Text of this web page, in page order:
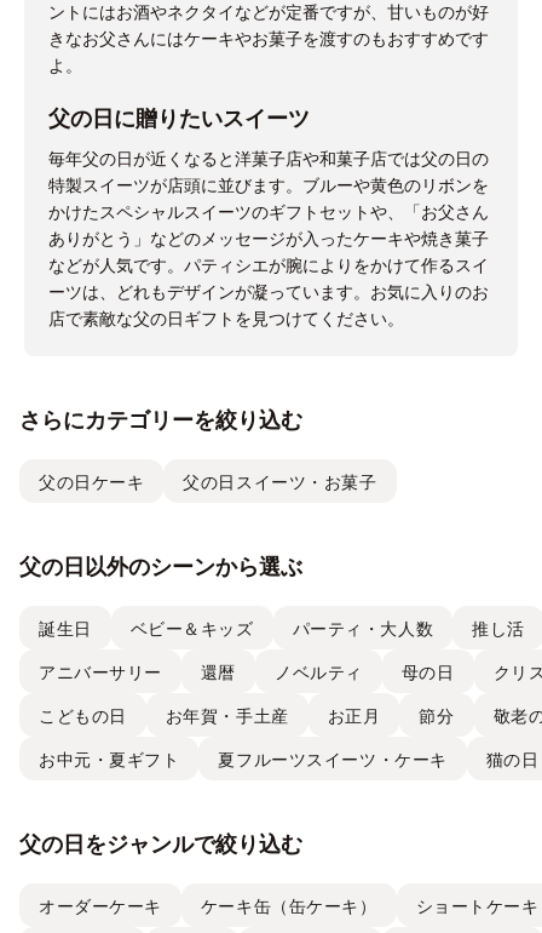
ントにはお酒やネクタイなどが定番ですが、甘いものが好
きなお父さんにはケーキやお菓子を渡すのもおすすめです
よ。
父の日に贈りたいスイーツ
毎年父の日が近くなると洋菓子店や和菓子店では父の日の
特製スイーツが店頭に並びます。ブルーや黄色のリボンを
かけたスペシャルスイーツのギフトセットや、「お父さん
ありがとう」などのメッセージが入ったケーキや焼き菓子
などが人気です。パティシエが腕によりをかけて作るスイ
ーツは、どれもデザインが凝っています。お気に入りのお
店で素敵な父の日ギフトを見つけてください。
さらにカテゴリーを絞り込む
父の日ケーキ 父の日スイーツ・お菓子
父の日以外のシーンから選ぶ
誕生日 ベビー＆キッズ パーティ・大人数 推し活
アニバーサリー 還暦 ノベルティ 母の日 クリ
こどもの日 お年賀・手土産 お正月 節分 敬老
お中元・夏ギフト 夏フルーツスイーツ・ケーキ 猫の日
父の日をジャンルで絞り込む
オーダーケーキ ケーキ缶（缶ケーキ） ショートケー